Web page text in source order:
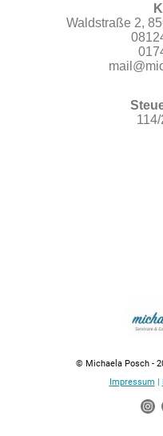
Waldstraße 2,
© Michaela Posch -
Impressum